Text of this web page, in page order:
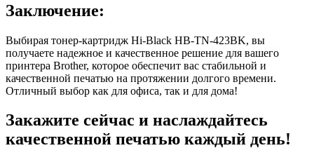
Заключение:
Выбирая тонер-картридж Hi-Black HB-TN-423BK, вы
получаете надежное и качественное решение для вашего
принтера Brother, которое обеспечит вас стабильной и
качественной печатью на протяжении долгого времени.
Отличный выбор как для офиса, так и для дома!
Закажите сейчас и наслаждайтесь
качественной печатью каждый день!